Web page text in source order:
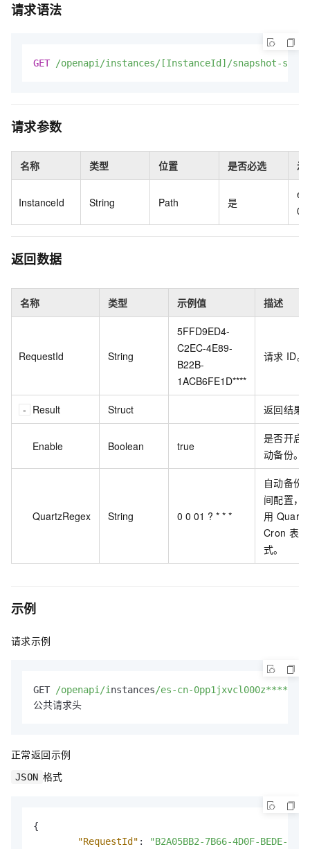
请求语法
GET /openapi/instances/[InstanceId]/snapshot-
请求参数
名称 类型 位置 是否必选 示
InstanceId String Path 是
返回数据
名称 类型 示例值 描述
RequestId String
5FFD9ED4-
C2EC-4E89-
B22B-
1ACB6FE1D****
请求 ID。
Result Struct 返回结果
Enable Boolean true
是否开启
动备份。
QuartzRegex String 0 0 01 ? * * *
自动备份
间配置，
用 Quartz
Cron 表达
式。
示例
请求示例
GET /openapi/i nstances/es-cn-0pp1jxvcl000z****/
公共请求头
正常返回示例
JSON 格式
{
"RequestId" :
"B2A05BB2-7B66-4D0F-BEDE-